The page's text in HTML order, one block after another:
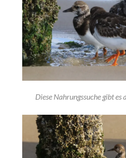
Diese Nahrungssuche gibt es